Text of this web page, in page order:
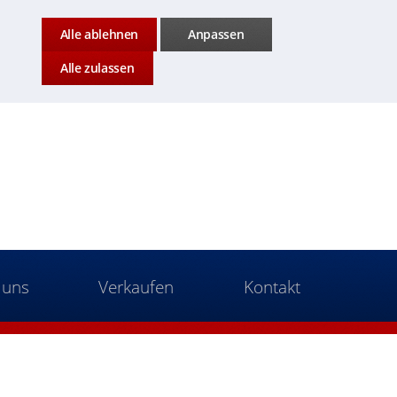
Alle ablehnen
Anpassen
Alle zulassen
Verkaufen Kontakt